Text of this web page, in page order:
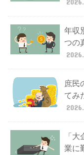
年収
つの
庶民
てみ
「
業に